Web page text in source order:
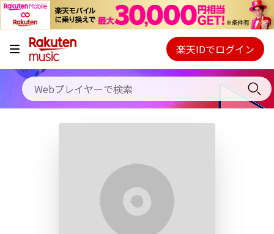
キャンペーン
料金プラン
使い方
Webプレイヤー
ご契約内容の確認・変更
楽天IDでログイン